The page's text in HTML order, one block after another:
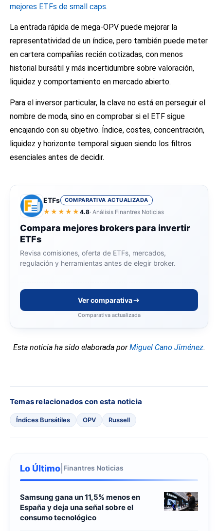
mejores ETFs de small caps.
La entrada rápida de mega-OPV puede mejorar la
representatividad de un índice, pero también puede meter
en cartera compañías recién cotizadas, con menos
historial bursátil y más incertidumbre sobre valoración,
liquidez y comportamiento en mercado abierto.
Para el inversor particular, la clave no está en perseguir el
nombre de moda, sino en comprobar si el ETF sigue
encajando con su objetivo. Índice, costes, concentración,
liquidez y horizonte temporal siguen siendo los filtros
esenciales antes de decidir.
ETFs COMPARATIVA ACTUALIZADA
★★★★★ 4.8· Análisis Finantres Noticias
Compara mejores brokers para invertir
ETFs
Revisa comisiones, oferta de ETFs, mercados,
regulación y herramientas antes de elegir broker.
Ver comparativa
Comparativa actualizada
Esta noticia ha sido elaborada porMiguel Cano Jiménez.
Temas relacionados con esta noticia
Índices Bursátiles OPV Russell
Lo Último Finantres Noticias
Samsung gana un 11,5% menos en
España y deja una señal sobre el
consumo tecnológico